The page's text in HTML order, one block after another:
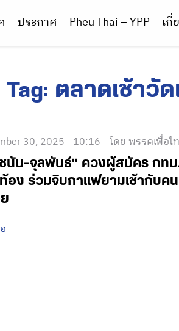
ประกาศ Pheu Thai – YPP เกี่
Tag: ตลาดเช้าวัด
30, 2025 - 10:16 โดย พรรคเพื่อไ
นัน-จุลพันธ์” ควงผู้สมัคร กทม.
อง ร่วมจิบกาแฟยามเช้ากับค